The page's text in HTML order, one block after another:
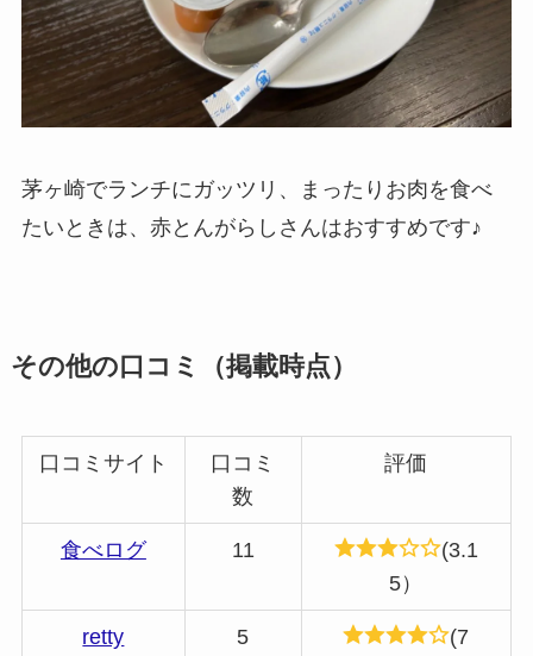
茅ヶ崎でランチにガッツリ、まったりお肉を食べ
たいときは、赤とんがらしさんはおすすめです♪
その他の口コミ（掲載時点）
口コミサイト
口コミ
数
評価
食べログ 11
(3.1
5）
retty 5
(7